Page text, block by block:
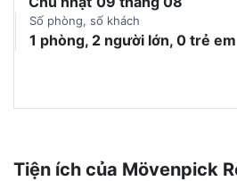
Số phòng, số khách
1 phòng, 2 người lớn, 0 trẻ em
Tiện ích của Mövenpick